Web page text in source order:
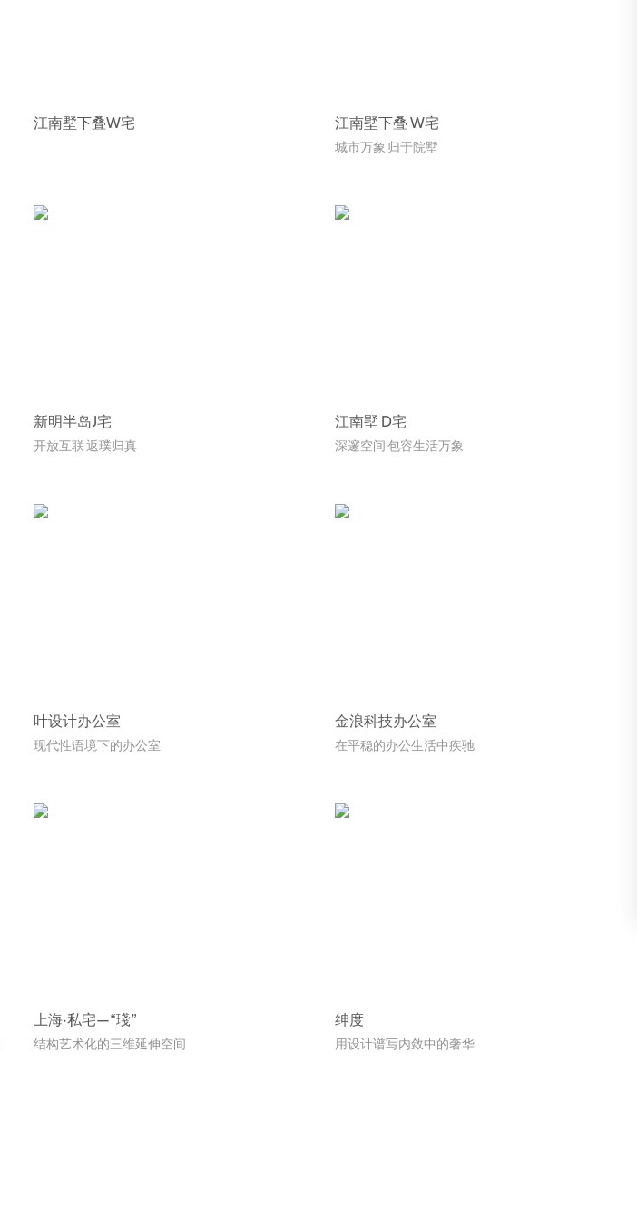
江南墅下叠W宅 江南墅下叠 W宅
城市万象 归于院墅
新明半岛J宅
开放互联 返璞归真
江南墅 D宅
深邃空间 包容生活万象
叶设计办公室
现代性语境下的办公室
金浪科技办公室
在平稳的办公生活中疾驰
上海·私宅—“琖”
结构艺术化的三维延伸空间
绅度
用设计谱写内敛中的奢华